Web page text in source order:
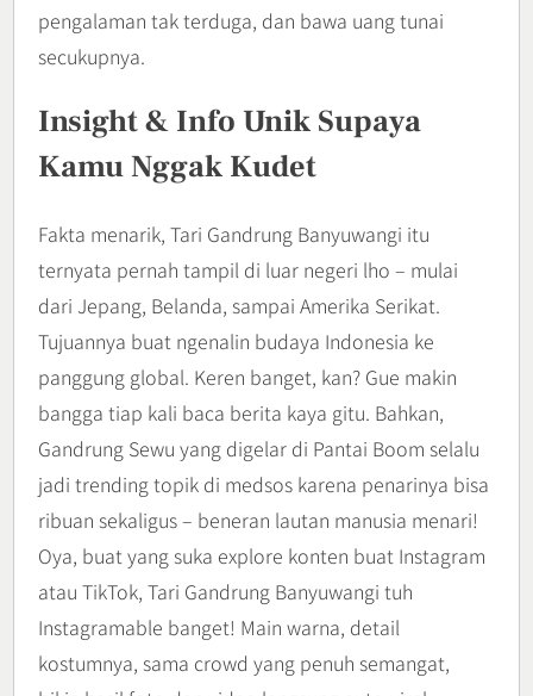
pengalaman tak terduga, dan bawa uang tunai
secukupnya.
Insight & Info Unik Supaya
Kamu Nggak Kudet
Fakta menarik, Tari Gandrung Banyuwangi itu
ternyata pernah tampil di luar negeri lho – mulai
dari Jepang, Belanda, sampai Amerika Serikat.
Tujuannya buat ngenalin budaya Indonesia ke
panggung global. Keren banget, kan? Gue makin
bangga tiap kali baca berita kaya gitu. Bahkan,
Gandrung Sewu yang digelar di Pantai Boom selalu
jadi trending topik di medsos karena penarinya bisa
ribuan sekaligus – beneran lautan manusia menari!
Oya, buat yang suka explore konten buat Instagram
atau TikTok, Tari Gandrung Banyuwangi tuh
Instagramable banget! Main warna, detail
kostumnya, sama crowd yang penuh semangat,